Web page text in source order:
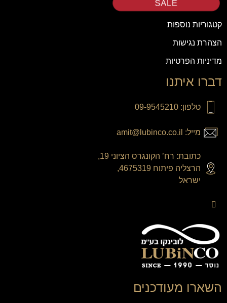
SALE
קטגוריות נוספות
הצהרת נגישות
מדיניות הפרטיות
דברו איתנו
טלפון: 09-9545210
מייל: amit@lubinco.co.il
כתובת: רח’ הקונגרס הציוני 19,
הרצליה פיתוח 4675319,
ישראל
השארו מעודכנים